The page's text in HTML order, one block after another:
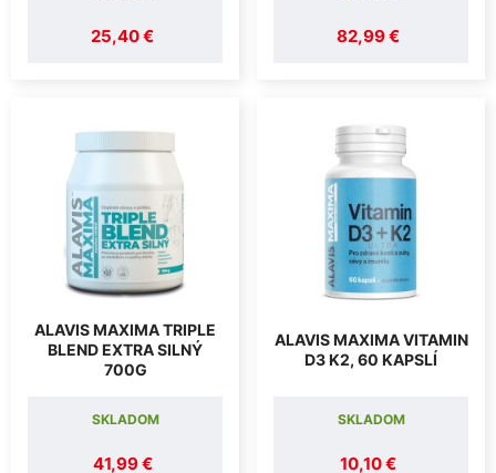
25,40 € 82,99 €
ALAVIS MAXIMA TRIPLE
BLEND EXTRA SILNÝ
700G
41,99 €
SKLADOM
ALAVIS MAXIMA VITAMIN
D3 K2, 60 KAPSLÍ
10,10 €
SKLADOM